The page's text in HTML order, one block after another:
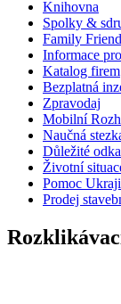
Knihovna
Spolky &
Family
Informace
Katalog firem
Bezplatná
Zpravodaj
Mobilní
Naučná
Důležité
Životní
Pomoc
Prodej